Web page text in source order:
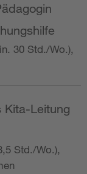
30 Std./Wo.),
Kita-Leitung
Std./Wo.),